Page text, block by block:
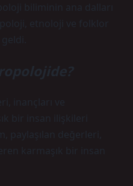
biliminin ana dalları
etnoloji ve folklor
inançları ve
bir insan ilişkileri
paylaşılan değerleri,
karmaşık bir insan